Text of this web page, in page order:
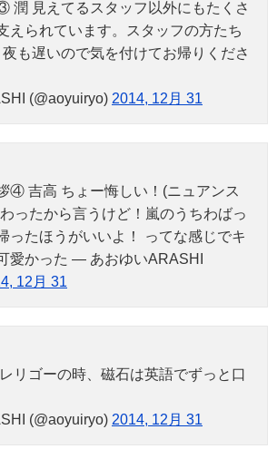
潤 見えてるスタッフ以外にもたくさ
えられています。スタッフの方たち
も遅いので気を付けてお帰りくださ
(@aoyuiryo) 2014, 12月 31
④ 吉高 ちょー悔しい！(ニュアンス
ったから言うけど！嵐のうちわばっ
ったほうがいいよ！ ってな感じでキ
愛かった — あおゆいARASHI
12月 31
リゴーの時、磁石は英語でずっと口
(@aoyuiryo) 2014, 12月 31